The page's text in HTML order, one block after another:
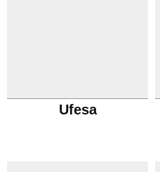
Ufesa